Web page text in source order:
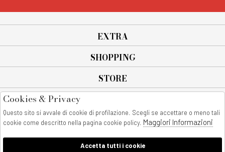
EXTRA
SHOPPING
STORE
All rights reserved - © Copyright 2026
AnyAnyluxury srl - Sede Legale: Corso Vittorio Emanuele 90/A - 80053
castellammare di stabia - Italia
Cookies & Privacy
Questo sito si avvale di cookie di profilazione. Scegli se accettare o meno tali
cookie come descritto nella pagina cookie policy. Maggiori Informazioni
Accetta tutti i cookie